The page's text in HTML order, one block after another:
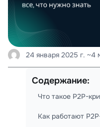
24 января 2025 г. ~4
Содержание:
Что такое P2P-
Как работают